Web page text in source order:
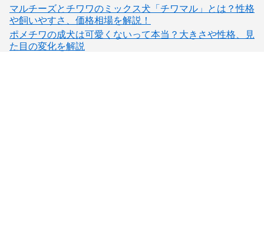
マルチーズとチワワのミックス犬「チワマル」とは？性格
や飼いやすさ、価格相場を解説！
ポメチワの成犬は可愛くないって本当？大きさや性格、見
た目の変化を解説